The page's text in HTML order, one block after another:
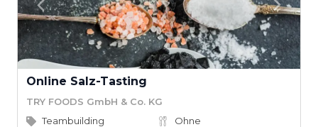
Online Salz-Tasting
TRY FOODS GmbH & Co. KG
Teambuilding
Ohne